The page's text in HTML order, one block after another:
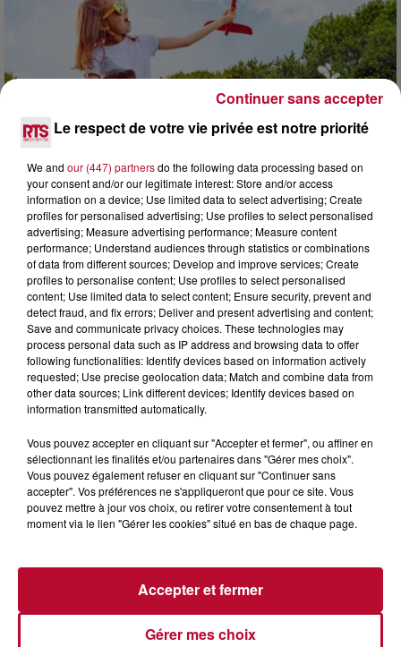
7 août 2026
NOS IDÉES DE SORTIE POUR CE WEEK-END
Comme tous les vendredis, voici une petite sélection des
rendez-vous à ne pas manquer dans le coin. Que vous ayez
envie de voyager à l'autre bout du monde,...
DINER CONCERT À LA MJC DE MARSEILLAN
Le respect de votre vie privée est notre priorité
We and our (447) partnersdo the following data processing based on
your consent and/or our legitimate interest: Store and/or access
information on a device; Use limited data to select advertising; Create
profiles for personalised advertising; Use profiles to select personalised
advertising; Measure advertising performance; Measure content
performance; Understand audiences through statistics or combinations
of data from different sources; Develop and improve services; Create
profiles to personalise content; Use profiles to select personalised
content; Use limited data to select content; Ensure security, prevent and
detect fraud, and fix errors; Deliver and present advertising and content;
Save and communicate privacy choices. These technologies may
process personal data such as IP address and browsing data to offer
following functionalities: Identify devices based on information actively
requested; Use precise geolocation data; Match and combine data from
other data sources; Link different devices; Identify devices based on
information transmitted automatically.
Vous pouvez accepter en cliquant sur "Accepter et fermer", ou affiner en
sélectionnant les finalités et/ou partenaires dans "Gérer mes choix".
Vous pouvez également refuser en cliquant sur "Continuer sans
accepter". Vos préférences ne s'appliqueront que pour ce site. Vous
pouvez mettre à jour vos choix, ou retirer votre consentement à tout
moment via le lien "Gérer les cookies" situé en bas de chaque page.
Gérer mes choix
Accepter et fermer
Continuer sans accepter